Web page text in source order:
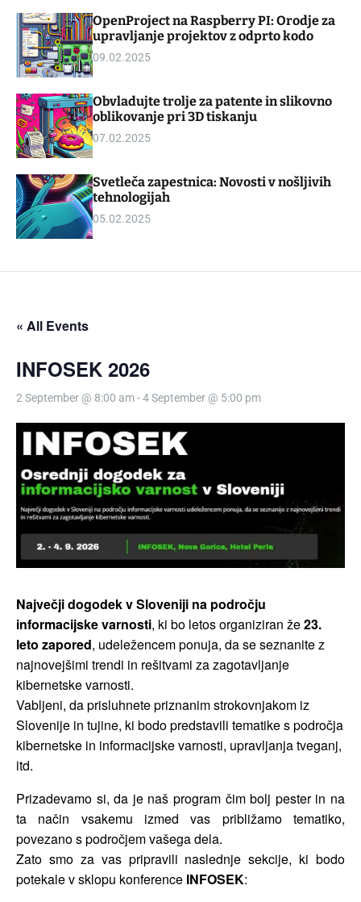
g
e
t
o
d
OpenProject na Raspberry PI: Orodje za
upravljanje projektov z odprto kodo
09.02.2025
Obvladujte trolje za patente in slikovno
oblikovanje pri 3D tiskanju
07.02.2025
Svetleča zapestnica: Novosti v nošljivih
tehnologijah
05.02.2025
« All Events
INFOSEK 2026
2 September @ 8:00 am-4 September @ 5:00 pm
Največji dogodek v Sloveniji na področju
informacijske varnosti, ki bo letos organiziran že23.
leto zapored, udeležencem ponuja, da se seznanite z
najnovejšimi trendi in rešitvami za zagotavljanje
kibernetske varnosti.
Vabljeni, da prisluhnete priznanim strokovnjakom iz
Slovenije in tujine, ki bodo predstavili tematike s področja
kibernetske in informacijske varnosti, upravljanja tveganj,
itd.
Prizadevamo si, da je naš program čim bolj pester in na
ta način vsakemu izmed vas približamo tematiko,
povezano s področjem vašega dela.
Zato smo za vas pripravili naslednje sekcije, ki bodo
potekale v sklopu konference INFOSEK: